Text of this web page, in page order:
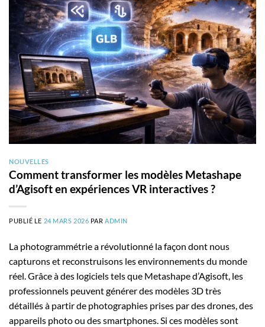
NOUVELLES
Comment transformer les modèles Metashape
d’Agisoft en expériences VR interactives ?
PUBLIÉ LE 24 MARS 2026 PARADMIN
La photogrammétrie a révolutionné la façon dont nous
capturons et reconstruisons les environnements du monde
réel. Grâce à des logiciels tels que Metashape d’Agisoft, les
professionnels peuvent générer des modèles 3D très
détaillés à partir de photographies prises par des drones, des
appareils photo ou des smartphones. Si ces modèles sont